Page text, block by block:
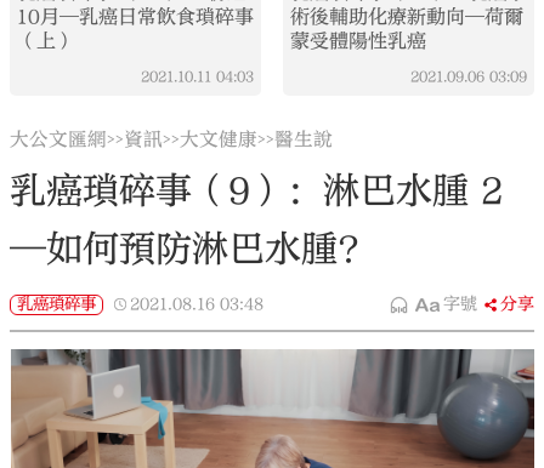
10月—乳癌日常飲食瑣碎事
（上）
2021.10.11 04:03
術後輔助化療新動向—荷爾
蒙受體陽性乳癌
2021.09.06 03:09
大公文匯網>>資訊>>大文健康>>醫生說
乳癌瑣碎事（9）：淋巴水腫 2
—如何預防淋巴水腫？
乳癌瑣碎事 2021.08.16 03:48 字號 分享